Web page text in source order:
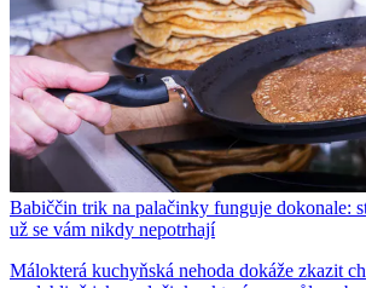
Babiččin trik na palačinky funguje dokonale:
už se vám nikdy nepotrhají
Málokterá kuchyňská nehoda dokáže zkazit